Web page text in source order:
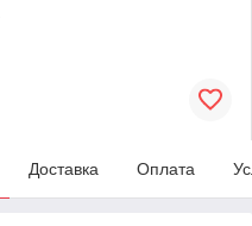
Доставка Оплата